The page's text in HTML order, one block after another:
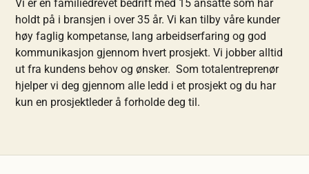
Vi er en familiedrevet bedrift med 15 ansatte som har
holdt på i bransjen i over 35 år. Vi kan tilby våre kunder
høy faglig kompetanse, lang arbeidserfaring og god
kommunikasjon gjennom hvert prosjekt. Vi jobber alltid
ut fra kundens behov og ønsker. Som totalentreprenør
hjelper vi deg gjennom alle ledd i et prosjekt og du har
kun en prosjektleder å forholde deg til.